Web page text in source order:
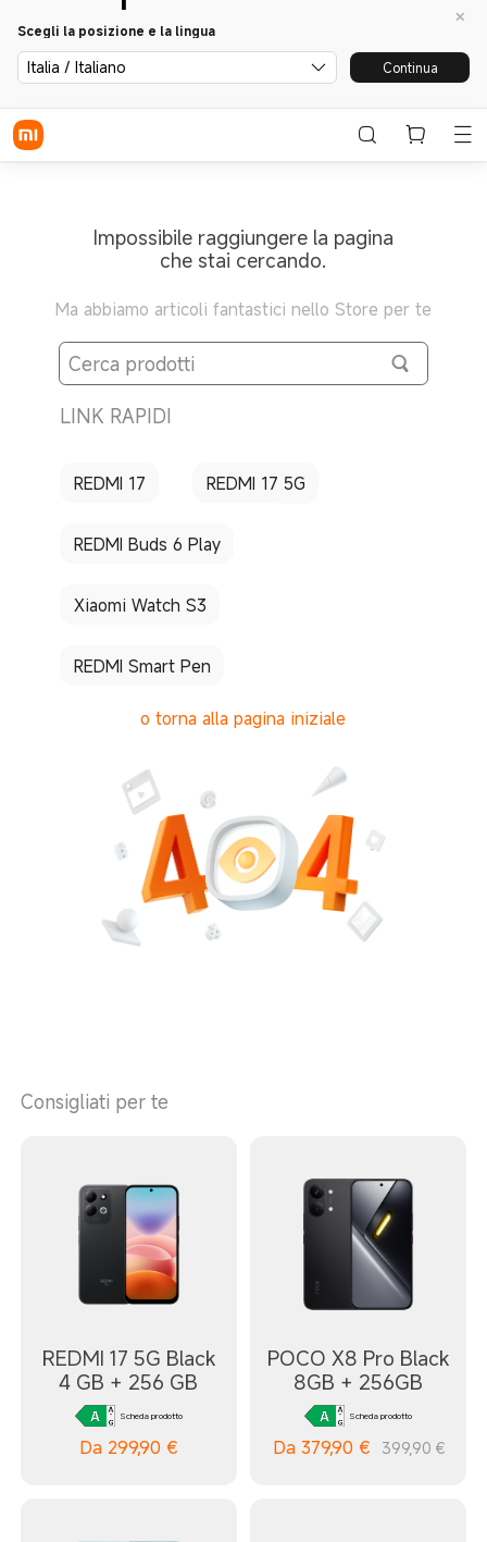
Scegli la posizione e la lingua
Italia / Italiano Continua
Impossibile raggiungere la pagina
che stai cercando.
Ma abbiamo articoli fantastici nello Store per te
LINK RAPIDI
REDMI 17 REDMI 17 5G
REDMI Buds 6 Play
Xiaomi Watch S3
REDMI Smart Pen
o torna alla pagina iniziale
Consigliati per te
REDMI 17 5G Black
4 GB + 256 GB
Scheda prodotto
Da 299,90 €
POCO X8 Pro Black
8GB + 256GB
Scheda prodotto
Da 379,90 € 399,90 €